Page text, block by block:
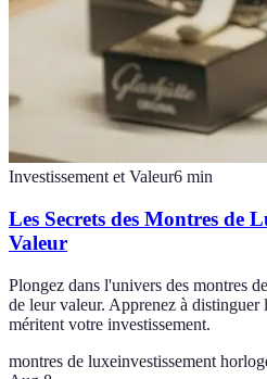
Investissement et Valeur6 min
Les Secrets des Montres de
Valeur
Plongez dans l'univers des montres
de leur valeur. Apprenez à distinguer
méritent votre investissement.
montres de luxeinvestissement